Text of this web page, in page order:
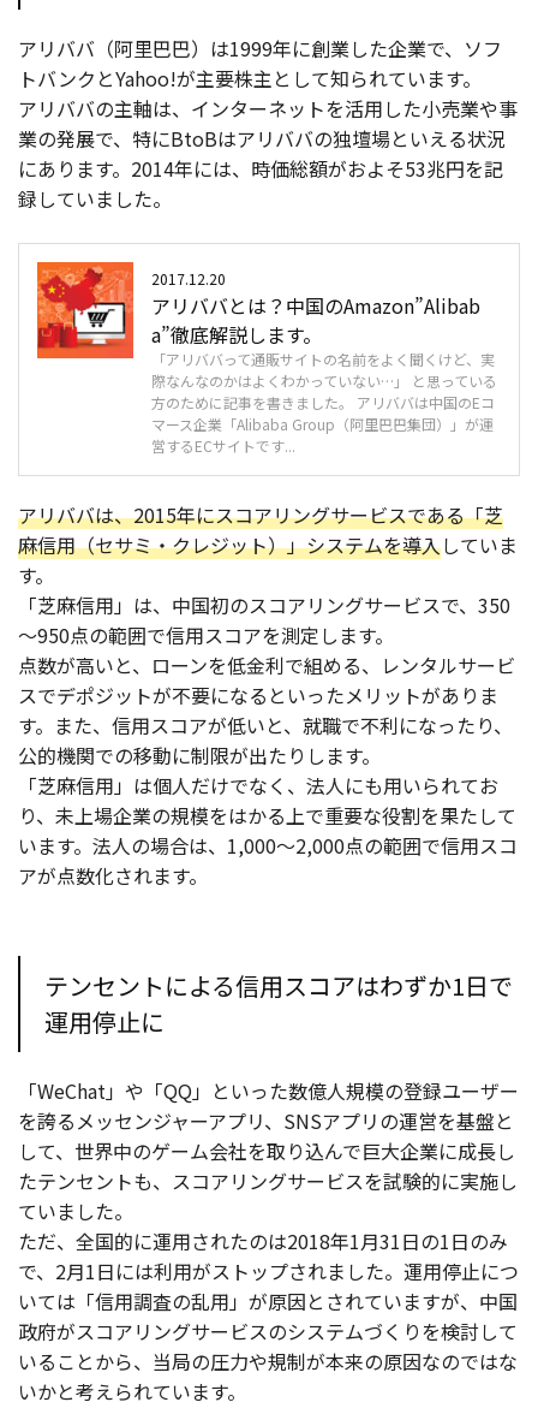
アリババ（阿里巴巴）は1999年に創業した企業で、ソフ
トバンクとYahoo!が主要株主として知られています。
アリババの主軸は、インターネットを活用した小売業や事
業の発展で、特にBtoBはアリババの独壇場といえる状況
にあります。2014年には、時価総額がおよそ53兆円を記
録していました。
2017.12.20
アリババとは？中国のAmazon”Alibab
a”徹底解説します。
「アリババって通販サイトの名前をよく聞くけど、実
際なんなのかはよくわかっていない…」 と思っている
方のために記事を書きました。 アリババは中国のEコ
マース企業「Alibaba Group（阿里巴巴集団）」が運
営するECサイトです...
アリババは、2015年にスコアリングサービスである「芝
麻信用（セサミ・クレジット）」システムを導入していま
す。
「芝麻信用」は、中国初のスコアリングサービスで、350
～950点の範囲で信用スコアを測定します。
点数が高いと、ローンを低金利で組める、レンタルサービ
スでデポジットが不要になるといったメリットがありま
す。また、信用スコアが低いと、就職で不利になったり、
公的機関での移動に制限が出たりします。
「芝麻信用」は個人だけでなく、法人にも用いられてお
り、未上場企業の規模をはかる上で重要な役割を果たして
います。法人の場合は、1,000～2,000点の範囲で信用スコ
アが点数化されます。
テンセントによる信用スコアはわずか1日で
運用停止に
「WeChat」や「QQ」といった数億人規模の登録ユーザー
を誇るメッセンジャーアプリ、SNSアプリの運営を基盤と
して、世界中のゲーム会社を取り込んで巨大企業に成長し
たテンセントも、スコアリングサービスを試験的に実施し
ていました。
ただ、全国的に運用されたのは2018年1月31日の1日のみ
で、2月1日には利用がストップされました。運用停止につ
いては「信用調査の乱用」が原因とされていますが、中国
政府がスコアリングサービスのシステムづくりを検討して
いることから、当局の圧力や規制が本来の原因なのではな
いかと考えられています。